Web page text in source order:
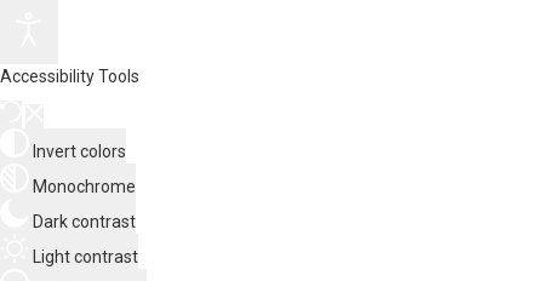
Accessibility Tools
Invert colors
Monochrome
Dark contrast
Light contrast